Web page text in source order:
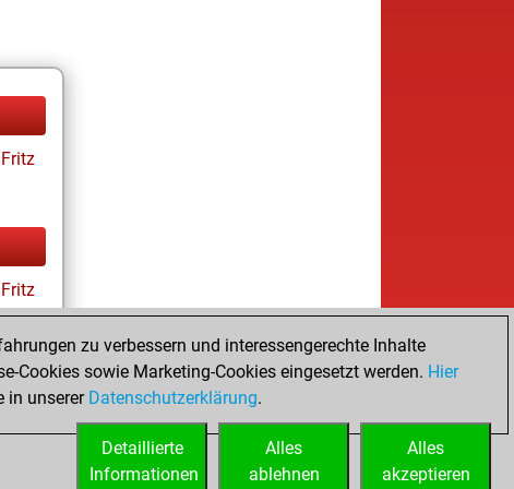
Fritz
Fritz
zu verbessern und interessengerechte Inhalte
Cookies sowie Marketing-Cookies eingesetzt werden. Hier
in unserer Datenschutzerklärung.
Alles
akzeptieren
Alles
ablehnen
Detaillierte
Informationen